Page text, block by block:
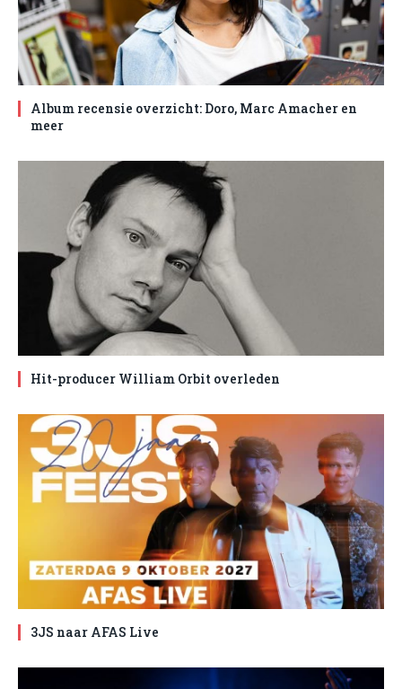
Album recensie overzicht: Doro, Marc Amacher en
meer
Hit-producer William Orbit overleden
3JS naar AFAS Live